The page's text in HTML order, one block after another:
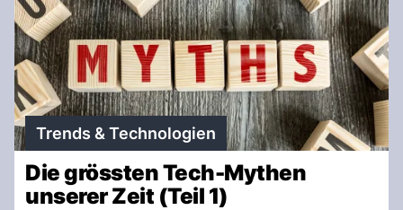
Trends & Technologien
Die grössten Tech-Mythen
unserer Zeit (Teil 1)